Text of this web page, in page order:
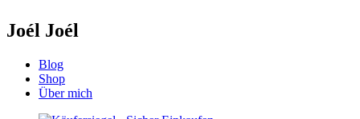
Joél Joél
Blog
Shop
Über mich